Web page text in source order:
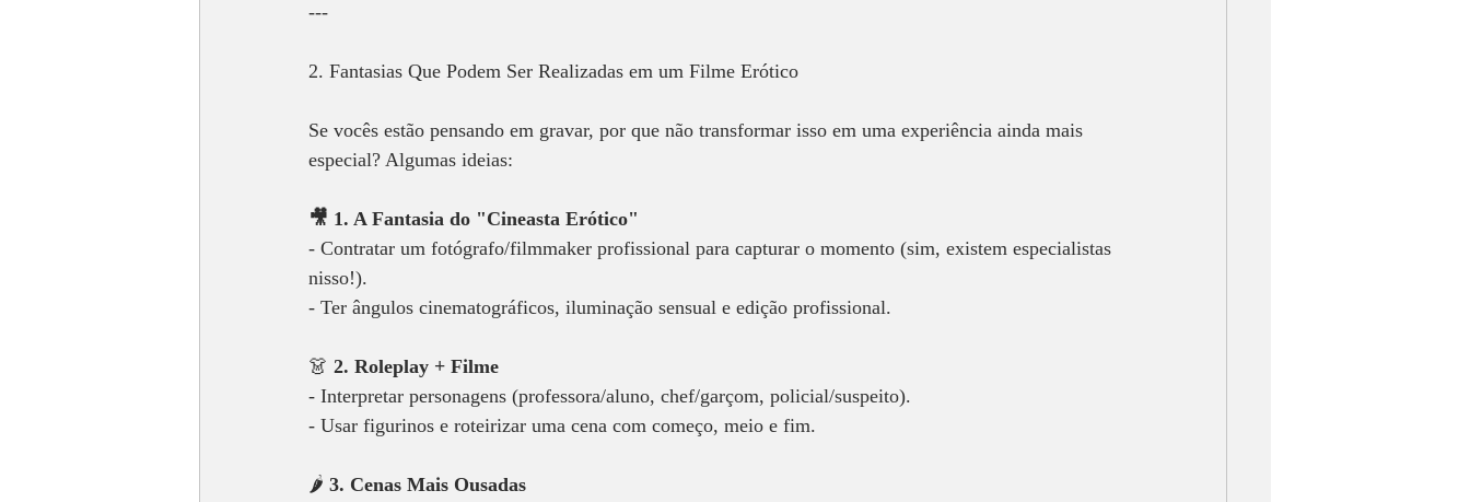
---
2. Fantasias Que Podem Ser Realizadas em um Filme Erótico
Se vocês estão pensando em gravar, por que não transformar isso em uma experiência ainda mais
especial? Algumas ideias:
🎥 1. A Fantasia do "Cineasta Erótico"
- Contratar um fotógrafo/filmmaker profissional para capturar o momento (sim, existem especialistas
nisso!).
- Ter ângulos cinematográficos, iluminação sensual e edição profissional.
👗 2. Roleplay + Filme
- Interpretar personagens (professora/aluno, chef/garçom, policial/suspeito).
- Usar figurinos e roteirizar uma cena com começo, meio e fim.
🌶️ 3. Cenas Mais Ousadas